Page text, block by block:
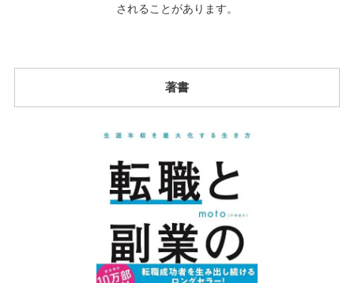
されることがあります。
著書